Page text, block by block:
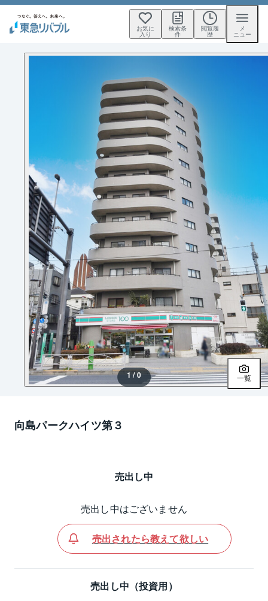
お気に
入り
検索条
件
閲覧履
歴
メ
ニュー
1 / 0 一覧
向島パークハイツ第３
売出し中
売出し中はございません
売出されたら教えて欲しい
売出し中（投資用）